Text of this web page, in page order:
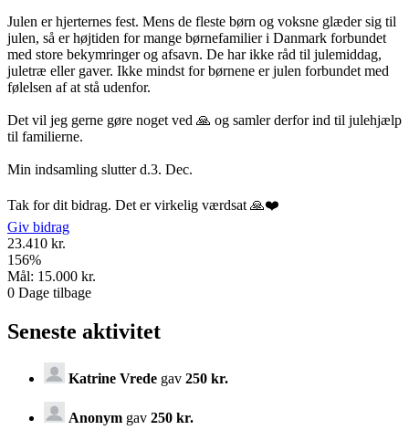
Julen er hjerternes fest. Mens de fleste børn og voksne glæder sig til
julen, så er højtiden for mange børnefamilier i Danmark forbundet
med store bekymringer og afsavn. De har ikke råd til julemiddag,
juletræ eller gaver. Ikke mindst for børnene er julen forbundet med
følelsen af at stå udenfor.
Det vil jeg gerne gøre noget ved 🙏 og samler derfor ind til julehjælp
til familierne.
Min indsamling slutter d.3. Dec.
Tak for dit bidrag. Det er virkelig værdsat 🙏❤️
Giv bidrag
23.410 kr.
156%
Mål: 15.000 kr.
0 Dage tilbage
Seneste aktivitet
Katrine Vrede gav 250 kr.
Anonym gav 250 kr.